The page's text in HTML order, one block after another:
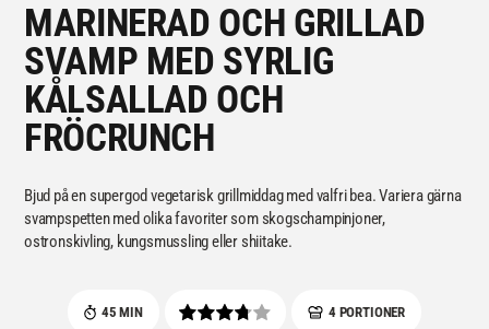
MARINERAD OCH GRILLAD
SVAMP MED SYRLIG
KÅLSALLAD OCH
FRÖCRUNCH
Bjud på en supergod vegetarisk grillmiddag med valfri bea. Variera gärna
svampspetten med olika favoriter som skogschampinjoner,
ostronskivling, kungsmussling eller shiitake.
45 MIN 4 PORTIONER